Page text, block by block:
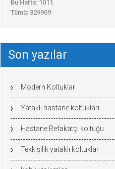
Bu Hafta: 1011
Tümü: 329909
Son yazılar
Modern Koltuklar
Yataklı hastane koltukları
Hastane Refakatçi koltuğu
Tekkişilik yataklı koltuklar